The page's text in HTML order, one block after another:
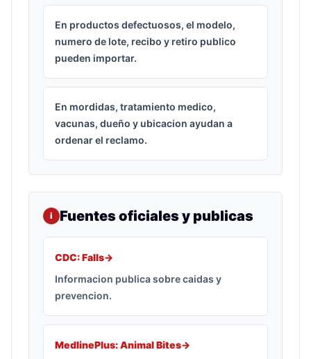
En productos defectuosos, el modelo,
numero de lote, recibo y retiro publico
pueden importar.
En mordidas, tratamiento medico,
vacunas, dueño y ubicacion ayudan a
ordenar el reclamo.
i Fuentes oficiales y publicas
CDC: Falls->
Informacion publica sobre caidas y
prevencion.
MedlinePlus: Animal Bites->